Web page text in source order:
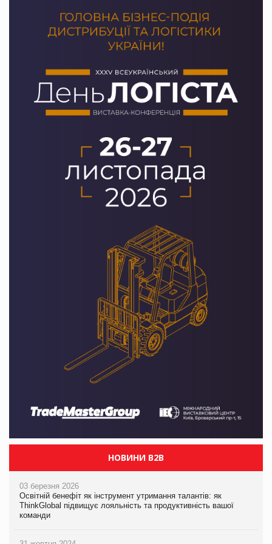
НОВИНИ B2B
03 березня 2026
Освітній бенефіт як інструмент утримання талантів: як
ThinkGlobal підвищує лояльність та продуктивність вашої
команди